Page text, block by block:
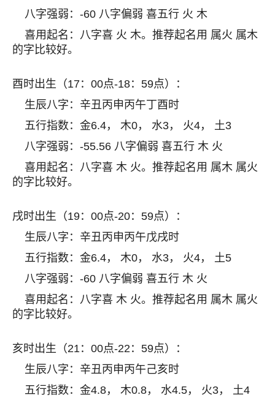
八字强弱：-60 八字偏弱 喜五行 火 木
喜用起名：八字喜 火 木。推荐起名用 属火 属木
的字比较好。
酉时出生（17：00点-18：59点）：
生辰八字：辛丑丙申丙午丁酉时
五行指数：金6.4， 木0， 水3， 火4， 土3
八字强弱：-55.56 八字偏弱 喜五行 木 火
喜用起名：八字喜 木 火。推荐起名用 属木 属火
的字比较好。
戌时出生（19：00点-20：59点）：
生辰八字：辛丑丙申丙午戊戌时
五行指数：金6.4， 木0， 水3， 火4， 土5
八字强弱：-60 八字偏弱 喜五行 木 火
喜用起名：八字喜 木 火。推荐起名用 属木 属火
的字比较好。
亥时出生（21：00点-22：59点）：
生辰八字：辛丑丙申丙午己亥时
五行指数：金4.8， 木0.8， 水4.5， 火3， 土4